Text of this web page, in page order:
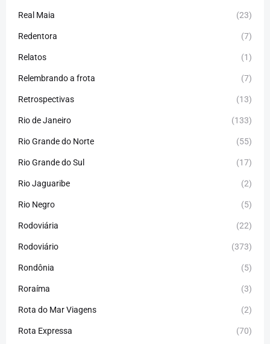
Real Maia (23)
Redentora (7)
Relatos (1)
Relembrando a frota (7)
Retrospectivas (13)
Rio de Janeiro (133)
Rio Grande do Norte (55)
Rio Grande do Sul (17)
Rio Jaguaribe (2)
Rio Negro (5)
Rodoviária (22)
Rodoviário (373)
Rondônia (5)
Roraíma (3)
Rota do Mar Viagens (2)
Rota Expressa (70)